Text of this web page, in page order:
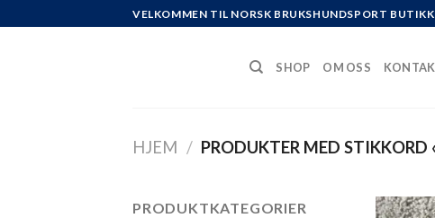
to
VELKOMMEN TIL NORSK BRUKSHUNDSPORT
SHOP OM OSS
HJEM / PRODUKTER MED STIKKORD
PRODUKTKATEGORIER